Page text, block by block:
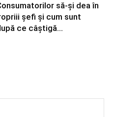
să-și dea în
șefi și cum sunt
ce câștigă...